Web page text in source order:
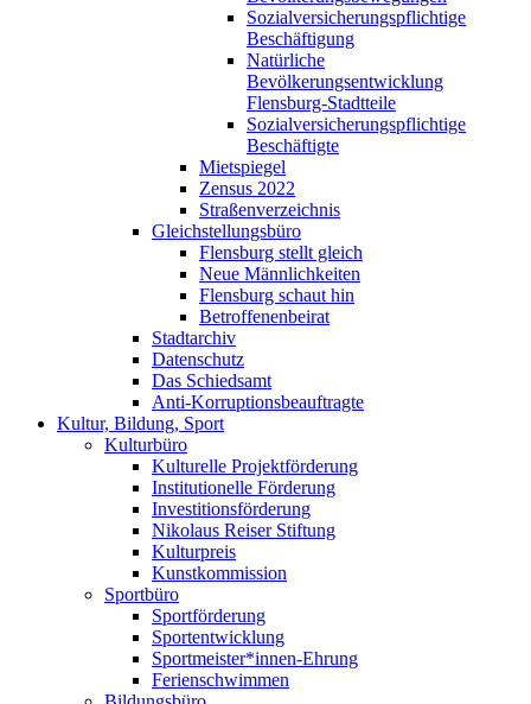
Sozialversicherungspflichtige
Beschäftigung
Natürliche
Bevölkerungsentwicklung
Flensburg-Stadtteile
Sozialversicherungspflichtige
Beschäftigte
Mietspiegel
Zensus 2022
Straßenverzeichnis
Gleichstellungsbüro
Flensburg stellt gleich
Neue Männlichkeiten
Flensburg schaut hin
Betroffenenbeirat
Stadtarchiv
Datenschutz
Das Schiedsamt
Anti-Korruptionsbeauftragte
Kultur, Bildung, Sport
Kulturbüro
Kulturelle Projektförderung
Institutionelle Förderung
Investitionsförderung
Nikolaus Reiser Stiftung
Kulturpreis
Kunstkommission
Sportbüro
Sportförderung
Sportentwicklung
Sportmeister*innen-Ehrung
Ferienschwimmen